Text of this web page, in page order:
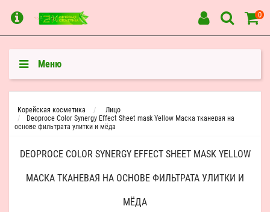
0
Меню
Корейская косметика
Лицо
Deoproce Color Synergy Effect Sheet mask Yellow Маска тканевая на
основе фильтрата улитки и мёда
DEOPROCE COLOR SYNERGY EFFECT SHEET MASK YELLOW
МАСКА ТКАНЕВАЯ НА ОСНОВЕ ФИЛЬТРАТА УЛИТКИ И
МЁДА